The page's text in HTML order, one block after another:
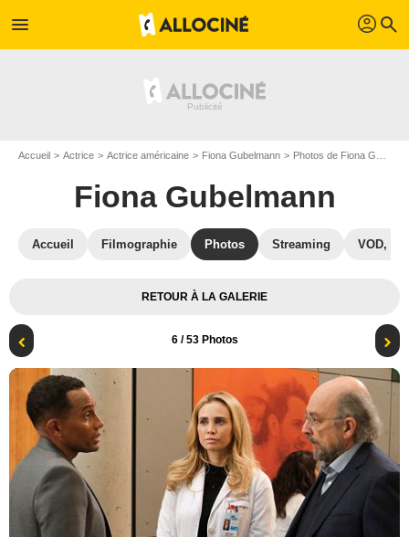
menu profil search
Accueil Actrice Actrice américaine Fiona Gubelmann Photos de Fiona Gubelmann
Fiona Gubelmann
Accueil Filmographie Photos Streaming VOD,
RETOUR À LA GALERIE
6/ 53 Photos